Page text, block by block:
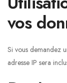
vos
Si vous demandez
adresse IP sera